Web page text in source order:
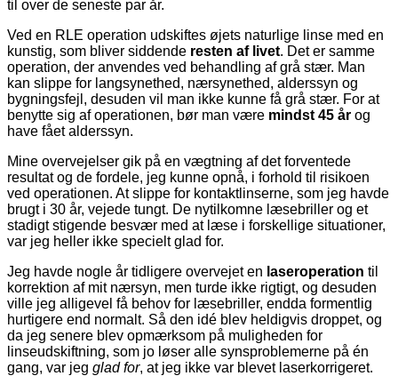
til over de seneste par år.
Ved en RLE operation udskiftes øjets naturlige linse med en
kunstig, som bliver siddende resten af livet. Det er samme
operation, der anvendes ved behandling af grå stær. Man
kan slippe for langsynethed, nærsynethed, alderssyn og
bygningsfejl, desuden vil man ikke kunne få grå stær. For at
benytte sig af operationen, bør man være mindst 45 år og
have fået alderssyn.
Mine overvejelser gik på en vægtning af det forventede
resultat og de fordele, jeg kunne opnå, i forhold til risikoen
ved operationen. At slippe for kontaktlinserne, som jeg havde
brugt i 30 år, vejede tungt. De nytilkomne læsebriller og et
stadigt stigende besvær med at læse i forskellige situationer,
var jeg heller ikke specielt glad for.
Jeg havde nogle år tidligere overvejet en laseroperation til
korrektion af mit nærsyn, men turde ikke rigtigt, og desuden
ville jeg alligevel få behov for læsebriller, endda formentlig
hurtigere end normalt. Så den idé blev heldigvis droppet, og
da jeg senere blev opmærksom på muligheden for
linseudskiftning, som jo løser alle synsproblemerne på én
gang, var jeg glad for, at jeg ikke var blevet laserkorrigeret.